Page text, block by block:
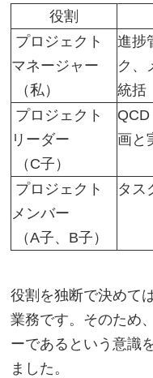
役割
プロジェクト
マネージャー
（私）
進捗
ク、
統括
プロジェクト
リーダー
（C子）
画と
プロジェクト
メンバー
（A子、B子）
タス
役割を独断で決めて
業務です。そのため
ーであるという意識
ました。